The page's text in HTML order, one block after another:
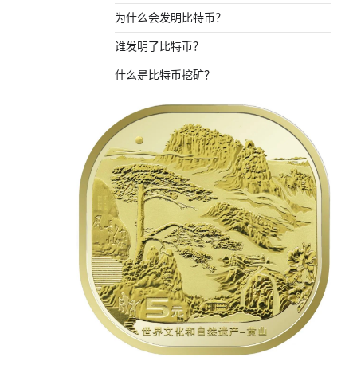
为什么会发明比特币？
谁发明了比特币？
什么是比特币挖矿？